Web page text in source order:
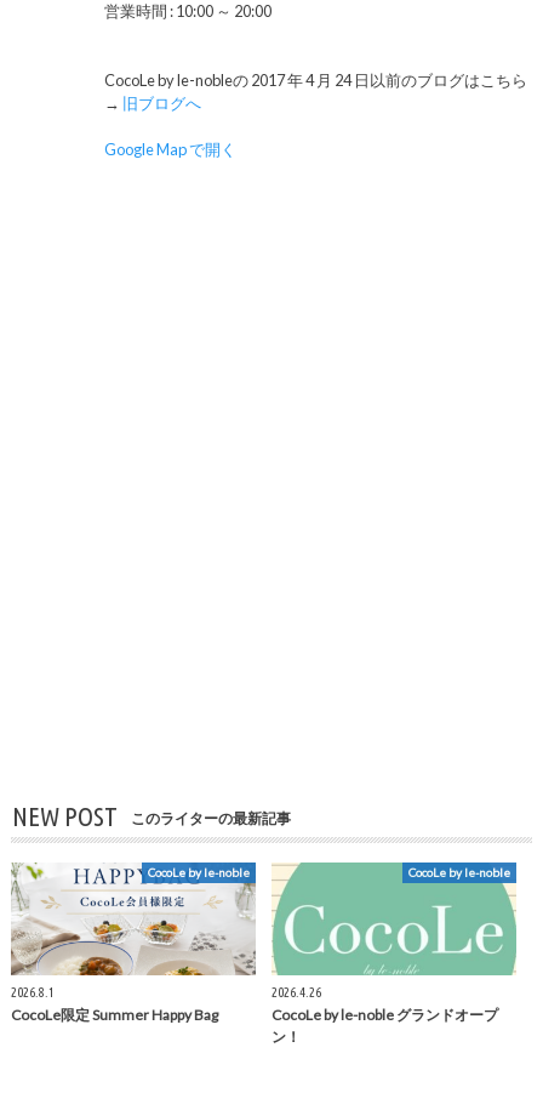
営業時間 : 10:00 ～ 20:00
CocoLe by le-nobleの 2017 年 4 月 24 日以前のブログはこちら
→ 旧ブログへ
Google Map で開く
NEW POST このライターの最新記事
CocoLe by le-noble
2026.8.1
CocoLe限定 Summer Happy Bag
CocoLe by le-noble
2026.4.26
CocoLe by le-noble グランドオープ
ン！